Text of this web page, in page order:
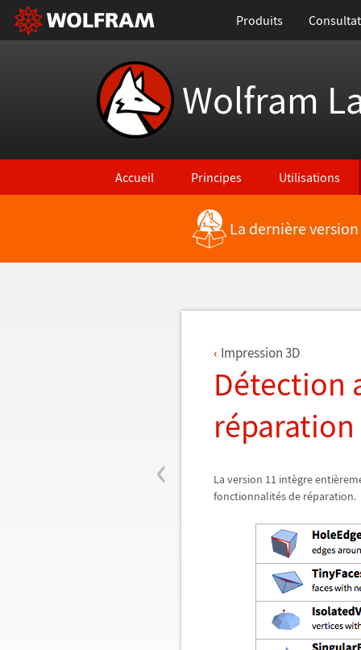
Produits
Wolfram
Accueil Principes Utilisations
Retour vers les nouvelles fonctionnalités
La dernière
‹
Impression 3D
Détection
La version 11 intègre
fonctionnalités de réparation.